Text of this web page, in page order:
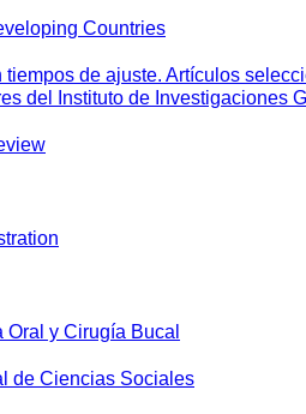
Countries
tiempos de ajuste. Artículos
del Instituto de Investigaciones
y Cirugía Bucal
de Ciencias Sociales